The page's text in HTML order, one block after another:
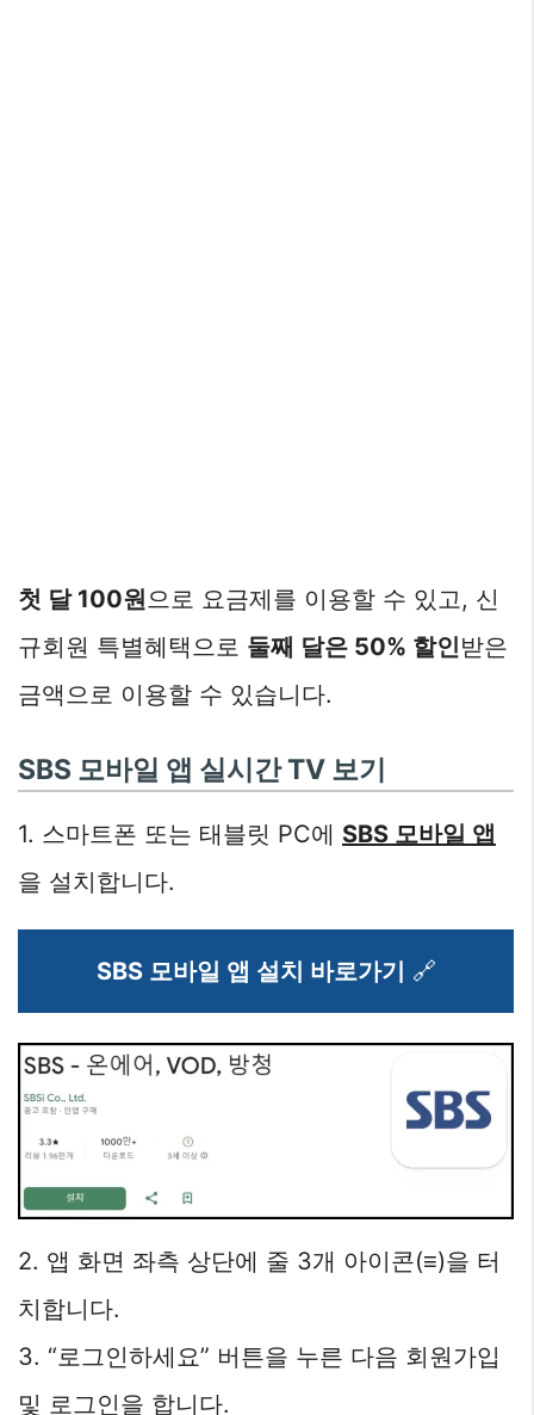
첫 달 100원 으로 요금제를 이용할 수 있고, 신
규회원 특별혜택으로 둘째 달은 50% 할인받은
금액으로 이용할 수 있습니다.
SBS 모바일 앱 실시간 TV 보기
1. 스마트폰 또는 태블릿 PC에 SBS 모바일 앱
을 설치합니다.
SBS 모바일 앱 설치 바로가기 🔗
2. 앱 화면 좌측 상단에 줄 3개 아이콘(≡)을 터
치합니다.
3. “로그인하세요” 버튼을 누른 다음 회원가입
및 로그인을 합니다.